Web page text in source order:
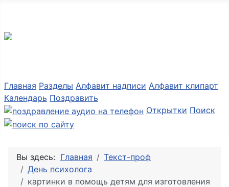
Главная Разделы Алфавит надписи Алфавит клипарт
Календарь Поздравить
Открытки Поиск
Вы здесь: Главная
Текст-проф
День психолога
картинки в помощь детям для изготовления